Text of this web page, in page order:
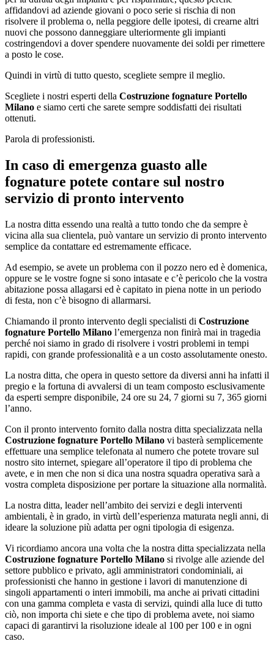
affidandovi ad aziende giovani o poco serie si rischia di non
risolvere il problema o, nella peggiore delle ipotesi, di crearne altri
nuovi che possono danneggiare ulteriormente gli impianti
costringendovi a dover spendere nuovamente dei soldi per rimettere
a posto le cose.
Quindi in virtù di tutto questo, scegliete sempre il meglio.
Scegliete i nostri esperti della Costruzione fognature Portello
Milano e siamo certi che sarete sempre soddisfatti dei risultati
ottenuti.
Parola di professionisti.
In caso di emergenza guasto alle
fognature potete contare sul nostro
servizio di pronto intervento
La nostra ditta essendo una realtà a tutto tondo che da sempre è
vicina alla sua clientela, può vantare un servizio di pronto intervento
semplice da contattare ed estremamente efficace.
Ad esempio, se avete un problema con il pozzo nero ed è domenica,
oppure se le vostre fogne si sono intasate e c’è pericolo che la vostra
abitazione possa allagarsi ed è capitato in piena notte in un periodo
di festa, non c’è bisogno di allarmarsi.
Chiamando il pronto intervento degli specialisti di Costruzione
fognature Portello Milano l’emergenza non finirà mai in tragedia
perché noi siamo in grado di risolvere i vostri problemi in tempi
rapidi, con grande professionalità e a un costo assolutamente onesto.
La nostra ditta, che opera in questo settore da diversi anni ha infatti il
pregio e la fortuna di avvalersi di un team composto esclusivamente
da esperti sempre disponibile, 24 ore su 24, 7 giorni su 7, 365 giorni
l’anno.
Con il pronto intervento fornito dalla nostra ditta specializzata nella
Costruzione fognature Portello Milano vi basterà semplicemente
effettuare una semplice telefonata al numero che potete trovare sul
nostro sito internet, spiegare all’operatore il tipo di problema che
avete, e in men che non si dica una nostra squadra operativa sarà a
vostra completa disposizione per portare la situazione alla normalità.
La nostra ditta, leader nell’ambito dei servizi e degli interventi
ambientali, è in grado, in virtù dell’esperienza maturata negli anni, di
ideare la soluzione più adatta per ogni tipologia di esigenza.
Vi ricordiamo ancora una volta che la nostra ditta specializzata nella
Costruzione fognature Portello Milano si rivolge alle aziende del
settore pubblico e privato, agli amministratori condominiali, ai
professionisti che hanno in gestione i lavori di manutenzione di
singoli appartamenti o interi immobili, ma anche ai privati cittadini
con una gamma completa e vasta di servizi, quindi alla luce di tutto
ciò, non importa chi siete e che tipo di problema avete, noi siamo
capaci di garantirvi la risoluzione ideale al 100 per 100 e in ogni
caso.